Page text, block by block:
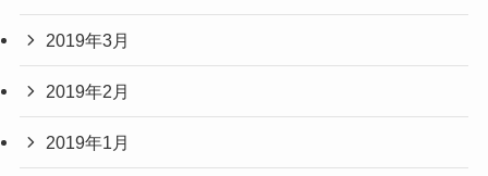
2019年3月
2019年2月
2019年1月